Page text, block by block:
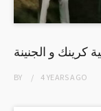
كرينك و الجنينة
BY 4 YEARSAGO